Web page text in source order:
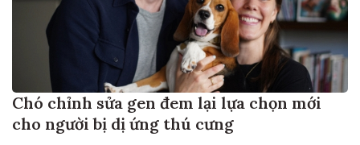
Chó chỉnh sửa gen đem lại lựa chọn mới
cho người bị dị ứng thú cưng